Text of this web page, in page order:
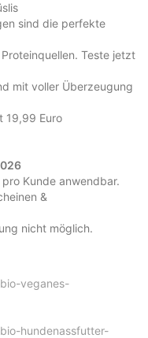
sind die perfekte
Teste jetzt
mit voller Überzeugung
19,99 Euro
Kunde anwendbar.
&
nicht möglich.
veganes-
hundenassfutter-